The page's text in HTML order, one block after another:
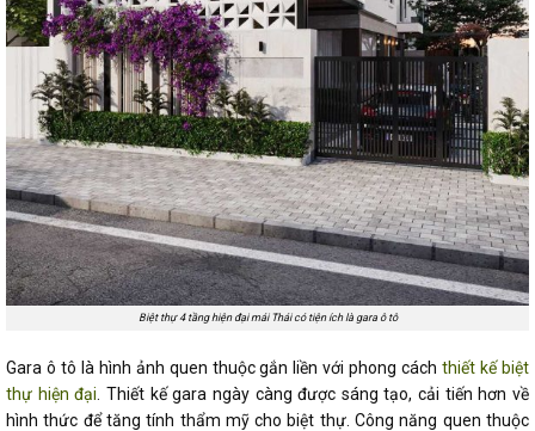
Biệt thự 4 tầng hiện đại mái Thái có tiện ích là gara ô tô
Gara ô tô là hình ảnh quen thuộc gắn liền với phong cáchthiết kế biệt
thự hiện đại . Thiết kế gara ngày càng được sáng tạo, cải tiến hơn về
hình thức để tăng tính thẩm mỹ cho biệt thự. Công năng quen thuộc